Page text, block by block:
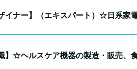
イナー】（エキスパート）☆日系家
】☆ヘルスケア機器の製造・販売、